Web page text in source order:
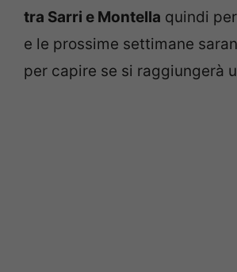
tra Sarri e Montella quindi
e le prossime settimane
per capire se si raggiungerà